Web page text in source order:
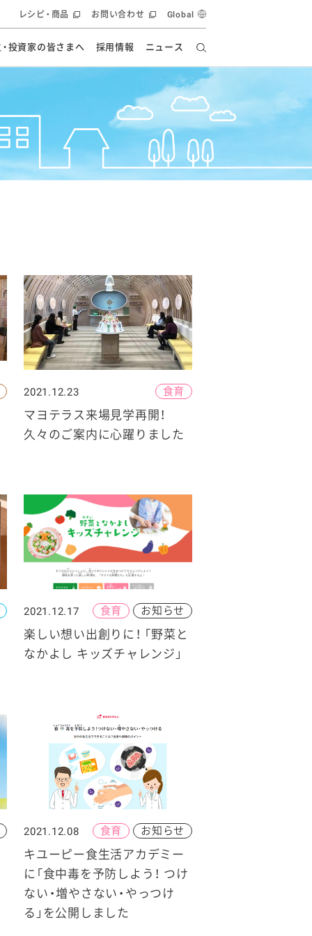
ス（見学施設） オフィシャルブログ
康への貢献
ンス 統合報告書
イノベーションストーリー
投資家の皆さまへ
統合報告書
採用情報 ニュース
レシピ・商品
ンタメ
設用商品
お問い合わせ Global
食育
2021.12.23
マヨテラス来場見学再開！
久々のご案内に心躍りました
食育 お知らせ
2021.12.17
楽しい想い出創りに！ 「野菜と
なかよし キッズチャレンジ」
食育 お知らせ
2021.12.08
キユーピー食生活アカデミー
に「食中毒を予防しよう！ つけ
ない・増やさない・やっつけ
る」を公開しました